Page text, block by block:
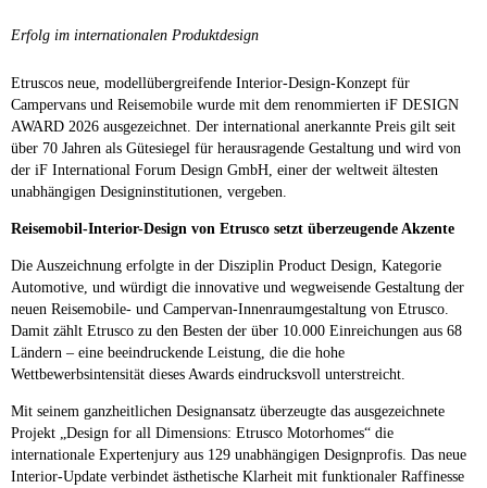
Erfolg im internationalen Produktdesign
Etruscos neue, modellübergreifende Interior-Design-Konzept für
Campervans und Reisemobile wurde mit dem renommierten iF DESIGN
AWARD 2026 ausgezeichnet. Der international anerkannte Preis gilt seit
über 70 Jahren als Gütesiegel für herausragende Gestaltung und wird von
der iF International Forum Design GmbH, einer der weltweit ältesten
unabhängigen Designinstitutionen, vergeben.
Reisemobil-Interior-Design von Etrusco setzt überzeugende Akzente
Die Auszeichnung erfolgte in der Disziplin Product Design, Kategorie
Automotive, und würdigt die innovative und wegweisende Gestaltung der
neuen Reisemobile- und Campervan-Innenraumgestaltung von Etrusco.
Damit zählt Etrusco zu den Besten der über 10.000 Einreichungen aus 68
Ländern – eine beeindruckende Leistung, die die hohe
Wettbewerbsintensität dieses Awards eindrucksvoll unterstreicht.
Mit seinem ganzheitlichen Designansatz überzeugte das ausgezeichnete
Projekt „Design for all Dimensions: Etrusco Motorhomes“ die
internationale Expertenjury aus 129 unabhängigen Designprofis. Das neue
Interior‑Update verbindet ästhetische Klarheit mit funktionaler Raffinesse